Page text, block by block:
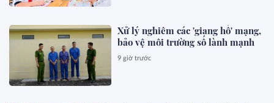
Xử lý nghiêm các 'giang hồ' mạng,
bảo vệ môi trường số lành mạnh
9 giờ trước